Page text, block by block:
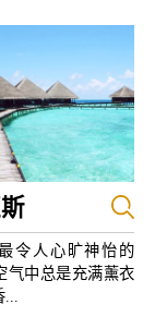
令人心旷神怡的
气中总是充满薰衣
...